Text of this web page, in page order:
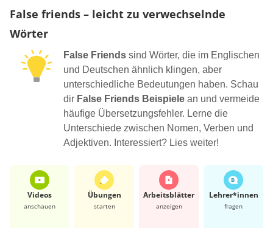
False friends – leicht zu verwechselnde
Wörter
False Friends sind Wörter, die im Englischen
und Deutschen ähnlich klingen, aber
unterschiedliche Bedeutungen haben. Schau
dir False Friends Beispiele an und vermeide
häufige Übersetzungsfehler. Lerne die
Unterschiede zwischen Nomen, Verben und
Adjektiven. Interessiert? Lies weiter!
Videos
anschauen
Übungen
starten
Arbeits­blätter
anzeigen
Lehrer*​innen
fragen